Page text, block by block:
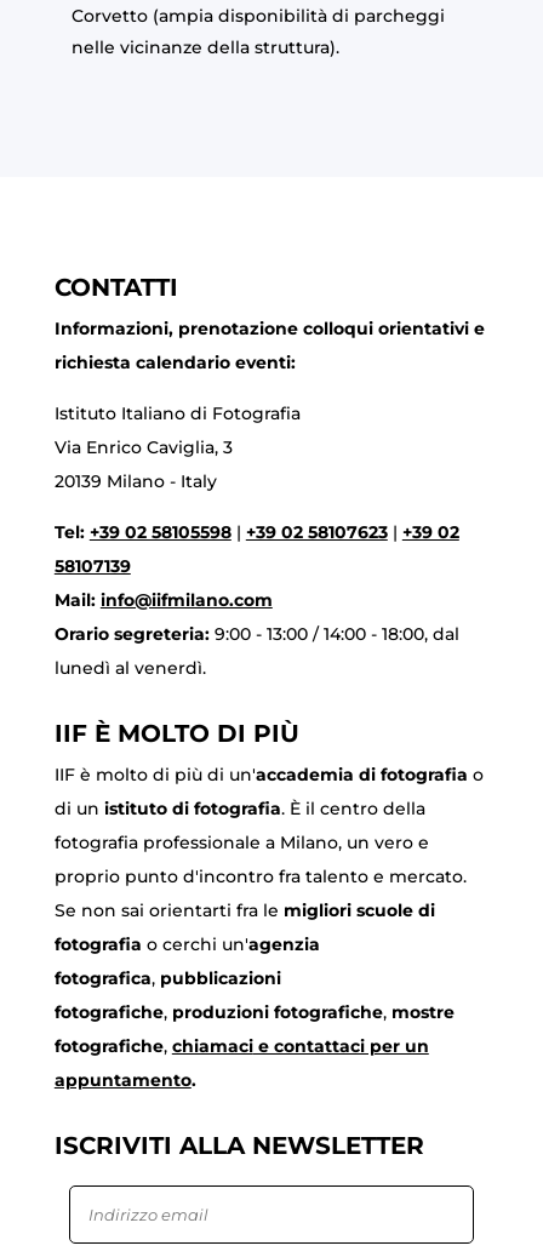
Corvetto (ampia disponibilità di parcheggi
nelle vicinanze della struttura).
CONTATTI
Informazioni, prenotazione colloqui orientativi e
richiesta calendario eventi:
Istituto Italiano di Fotografia
Via Enrico Caviglia, 3
20139 Milano - Italy
Tel: +39 02 58105598| +39 02 58107623| +39 02
58107139
Mail: info@iifmilano.com
Orario segreteria: 9:00 - 13:00 / 14:00 - 18:00, dal
lunedì al venerdì.
IIF È MOLTO DI PIÙ
IIF è molto di più di un'accademia di fotografia o
di un istituto di fotografia. È il centro della
fotografia professionale a Milano, un vero e
proprio punto d'incontro fra talento e mercato.
Se non sai orientarti fra le migliori scuole di
fotografia o cerchi un'agenzia
fotografica, pubblicazioni
fotografiche, produzioni fotografiche, mostre
fotografiche, chiamacie contattaci per un
appuntamento.
ISCRIVITI ALLA NEWSLETTER